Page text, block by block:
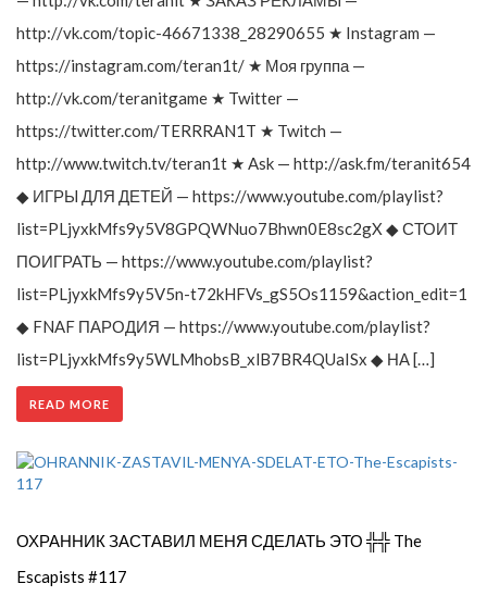
http://vk.com/topic-46671338_28290655 ★ Instagram —
https://instagram.com/teran1t/ ★ Моя группа —
http://vk.com/teranitgame ★ Twitter —
https://twitter.com/TERRRAN1T ★ Twitch —
http://www.twitch.tv/teran1t ★ Ask — http://ask.fm/teranit654
◆ ИГРЫ ДЛЯ ДЕТЕЙ — https://www.youtube.com/playlist?
list=PLjyxkMfs9y5V8GPQWNuo7Bhwn0E8sc2gX ◆ СТОИТ
ПОИГРАТЬ — https://www.youtube.com/playlist?
list=PLjyxkMfs9y5V5n-t72kHFVs_gS5Os1159&action_edit=1
◆ FNAF ПАРОДИЯ — https://www.youtube.com/playlist?
list=PLjyxkMfs9y5WLMhobsB_xlB7BR4QUaISx ◆ НА […]
READ MORE
ОХРАННИК ЗАСТАВИЛ МЕНЯ СДЕЛАТЬ ЭТО ╬╬ The
Escapists #117